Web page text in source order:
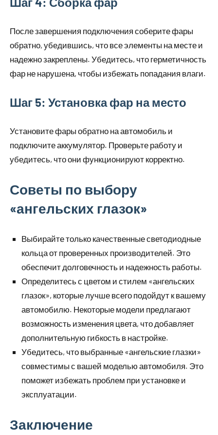
После завершения подключения соберите фары
обратно, убедившись, что все элементы на месте и
надежно закреплены. Убедитесь, что герметичность
фар не нарушена, чтобы избежать попадания влаги.
Шаг 5: Установка фар на место
Установите фары обратно на автомобиль и
подключите аккумулятор. Проверьте работу и
убедитесь, что они функционируют корректно.
Советы по выбору
«ангельских глазок»
Выбирайте только качественные светодиодные
кольца от проверенных производителей. Это
обеспечит долговечность и надежность работы.
Определитесь с цветом и стилем «ангельских
глазок», которые лучше всего подойдут к вашему
автомобилю. Некоторые модели предлагают
возможность изменения цвета, что добавляет
дополнительную гибкость в настройке.
Убедитесь, что выбранные «ангельские глазки»
совместимы с вашей моделью автомобиля. Это
поможет избежать проблем при установке и
эксплуатации.
Заключение